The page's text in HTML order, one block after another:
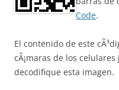
Code.
El contenido de este
cÃ¡maras de los
decodifique esta imagen.